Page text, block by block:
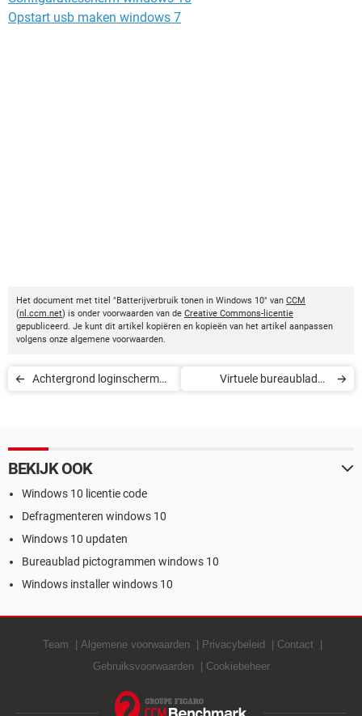
Opstart usb maken windows 7
Het document met titel "Batterijverbruik tonen in Windows 10" van CCM
(nl.ccm.net) is onder voorwaarden van de Creative Commons-licentie
gepubliceerd. Je kunt dit artikel kopiëren en kopieën van het artikel aanpassen
volgens onze algemene voorwaarden.
Achtergrond loginscherm
Virtuele bureaubladen
BEKIJK OOK
Windows 10 licentie code
Defragmenteren windows 10
Windows 10 updaten
Bureaublad pictogrammen windows 10
Windows installer windows 10
Team Algemene voorwaarden Privacybeleid
Contact
Gebruiksvoorwaarden
Cookiebeheer